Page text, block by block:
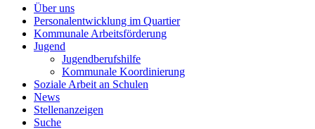
Über uns
Personalentwicklung im Quartier
Kommunale Arbeitsförderung
Jugend
Jugendberufshilfe
Kommunale Koordinierung
Soziale Arbeit an Schulen
News
Stellenanzeigen
Suche